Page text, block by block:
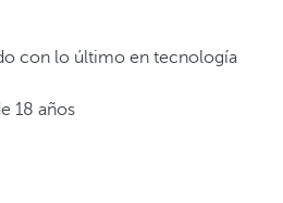
con lo último en tecnología
18 años